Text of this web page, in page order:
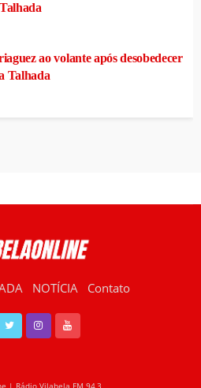
ao volante após desobedecer
Talhada
NOTÍCIA Contato